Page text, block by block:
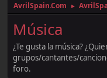
AvrilSpain.Com ►
Música
¿Te gusta la música?
grupos/cantantes/
foro.